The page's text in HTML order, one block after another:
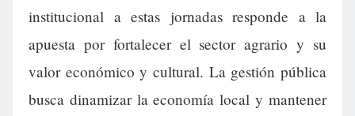
institucional a estas jornadas responde a la
apuesta por fortalecer el sector agrario y su
valor económico y cultural. La gestión pública
busca dinamizar la economía local y mantener